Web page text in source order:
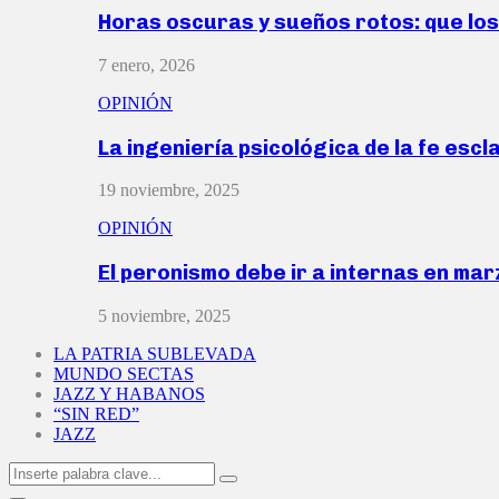
Horas oscuras y sueños rotos: que
7 enero, 2026
OPINIÓN
La ingeniería psicológica de la fe
19 noviembre, 2025
OPINIÓN
El peronismo debe ir a internas en
5 noviembre, 2025
LA PATRIA SUBLEVADA
MUNDO SECTAS
JAZZ Y HABANOS
“SIN RED”
JAZZ
Search
for:
Search